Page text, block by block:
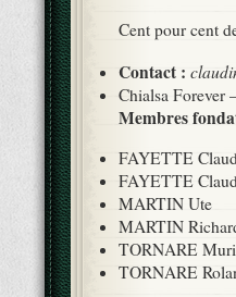
Cent pour cent
Contact :
Chialsa
Membres
FAYETTE
FAYETTE
MARTIN Ute
MARTIN
TORNARE
TORNARE